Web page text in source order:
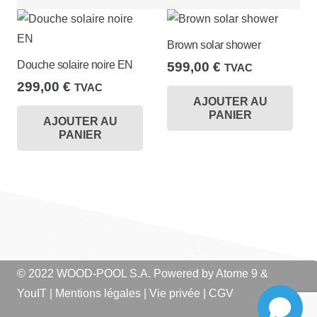
décroissant
Douche solaire noire EN
299,00 € TVAC
AJOUTER AU
PANIER
Brown solar shower
599,00 € TVAC
AJOUTER AU
PANIER
© 2022 WOOD-POOL S.A. Powered byAtome 9 &
YouIT
Mentions légales Vie privée CGV